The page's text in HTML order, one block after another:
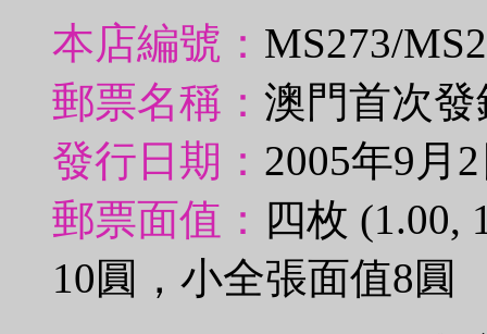
本店編號： MS273/
郵票名稱： 澳門首次
發行日期： 2005年9月
郵票面值： 四枚 (1.00,
10圓，小全張面值8圓